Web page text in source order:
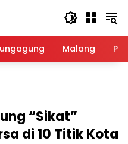
Malang
“Sikat”
di 10 Titik Kota